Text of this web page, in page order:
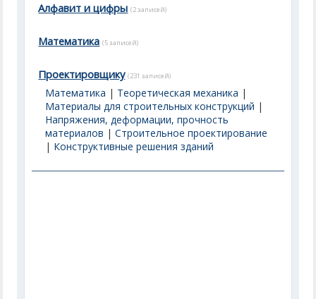
Алфавит и цифры (2 записей)
Математика (5 записей)
Проектировщику (231 записей)
Математика | Теоретическая механика |
Материалы для строительных конструкций |
Напряжения, деформации, прочность
материалов |Строительное проектирование
| Конструктивные решения зданий